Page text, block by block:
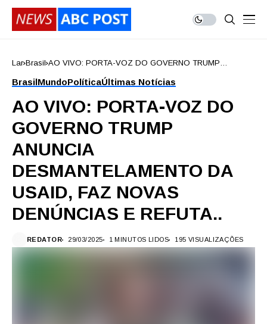
Lar Brasil AO VIVO: PORTA-VOZ DO GOVERNO TRUMP
DENÚNCIAS E REFUTA..
BrasilMundoPolíticaÚltimas Notícias
AO VIVO: PORTA-VOZ DO
GOVERNO TRUMP
ANUNCIA
DESMANTELAMENTO DA
USAID, FAZ NOVAS
DENÚNCIAS E REFUTA..
REDATOR 29/03/2025 1 MINUTOS LIDOS 195 VISUALIZAÇÕES